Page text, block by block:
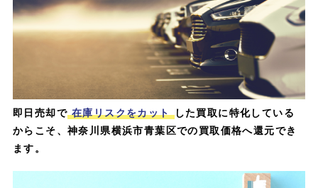
即日売却で 在庫リスクをカット した買取に特化している
からこそ、神奈川県横浜市青葉区での買取価格へ還元でき
ます。